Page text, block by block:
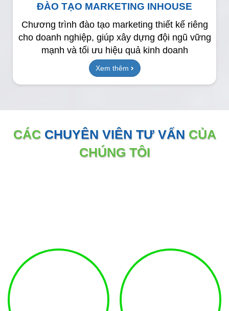
ĐÀO TẠO MARKETING INHOUSE
Chương trình đào tạo marketing thiết kế riêng
cho doanh nghiệp, giúp xây dựng đội ngũ vững
mạnh và tối ưu hiệu quả kinh doanh
Xem thêm
CÁC CHUYÊN VIÊN TƯ VẤN CỦA
CHÚNG TÔI